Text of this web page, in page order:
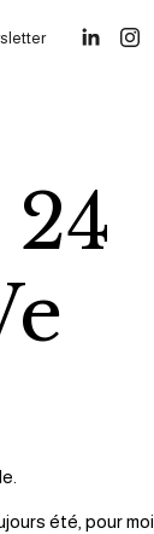
été, pour moi,